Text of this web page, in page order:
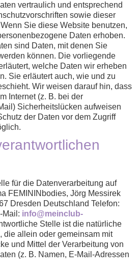
vertraulich und entsprechend
sowie dieser
Sie diese Website benutzen,
Daten erhoben.
sind Daten, mit denen Sie
können. Die vorliegende
welche Daten wir erheben
Sie erläutert auch, wie und zu
Wir weisen darauf hin, dass
Internet (z. B. bei der
Sicherheitslücken aufweisen
der Daten vor dem Zugriff
für die Datenverarbeitung auf
FEMININbodies, Jörg Messirek
Dresden Deutschland Telefon:
Mail: info@meinclub-
Stelle ist die natürliche
die allein oder gemeinsam mit
und Mittel der Verarbeitung von
(z. B. Namen, E-Mail-Adressen